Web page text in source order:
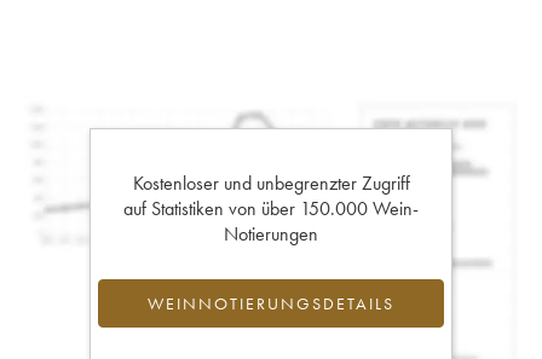
Kostenloser und unbegrenzter Zugriff
auf Statistiken von über 150.000 Wein-
Notierungen
WEINNOTIERUNGSDETAILS